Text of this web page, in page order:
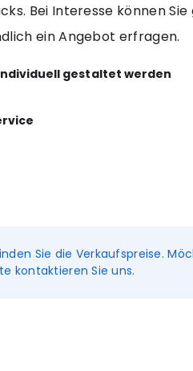
Bei Interesse können Sie
ein Angebot erfragen.
gestaltet werden
Sie die Verkaufspreise.
kontaktieren Sie uns.